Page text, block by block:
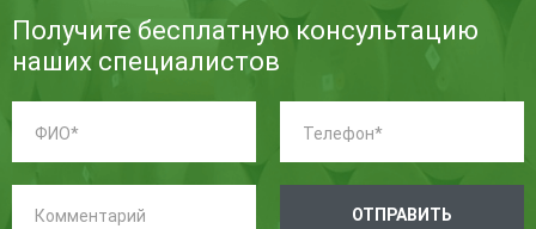
Получите бесплатную консультацию
наших специалистов
ОТПРАВИТЬ